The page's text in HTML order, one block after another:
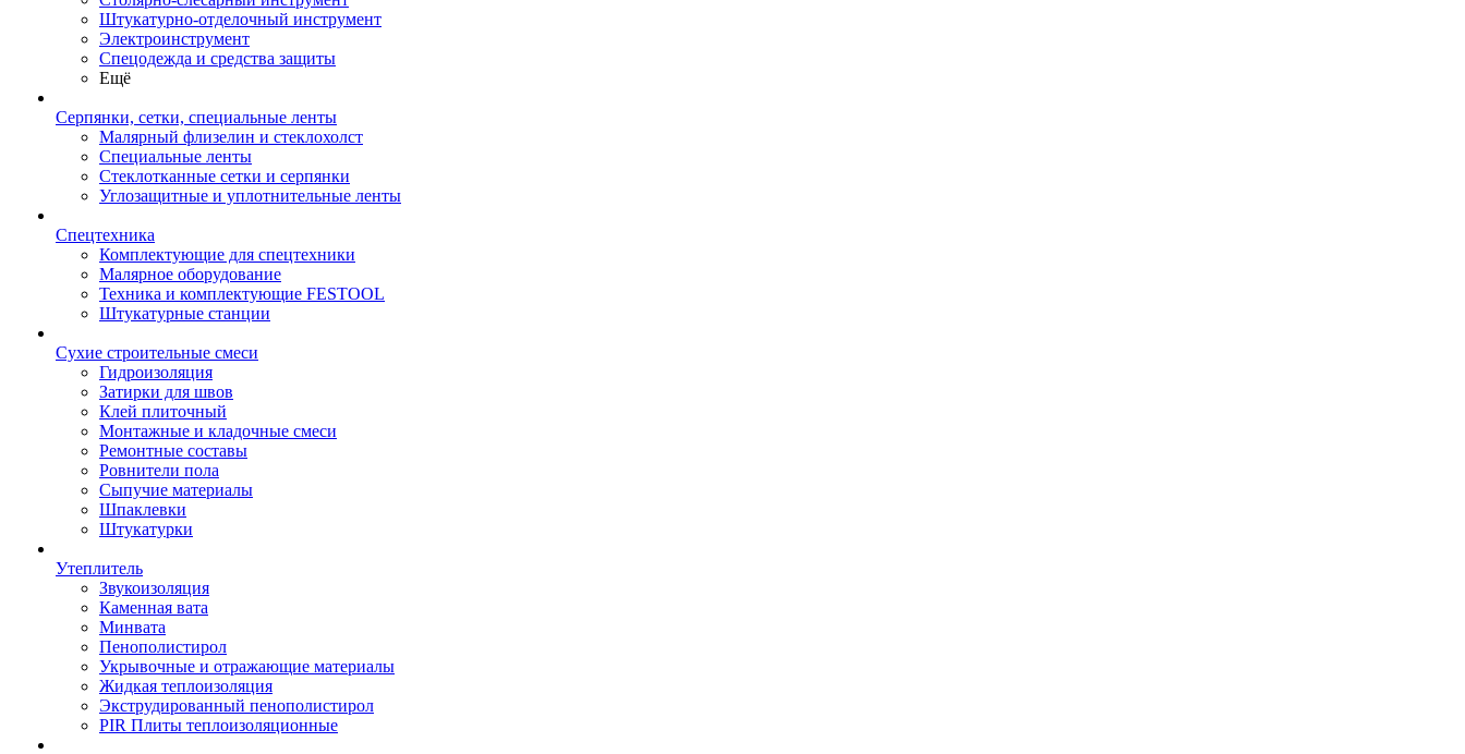
Штукатурно-отделочный инструмент
Электроинструмент
Спецодежда и средства защиты
Ещё
Серпянки, сетки, специальные ленты
Малярный флизелин и стеклохолст
Специальные ленты
Стеклотканные сетки и серпянки
Углозащитные и уплотнительные ленты
Спецтехника
Комплектующие для спецтехники
Малярное оборудование
Техника и комплектующие FESTOOL
Штукатурные станции
Сухие строительные смеси
Гидроизоляция
Затирки для швов
Клей плиточный
Монтажные и кладочные смеси
Ремонтные составы
Ровнители пола
Сыпучие материалы
Шпаклевки
Штукатурки
Утеплитель
Звукоизоляция
Каменная вата
Минвата
Пенополистирол
Укрывочные и отражающие материалы
Жидкая теплоизоляция
Экструдированный пенополистирол
PIR Плиты теплоизоляционные